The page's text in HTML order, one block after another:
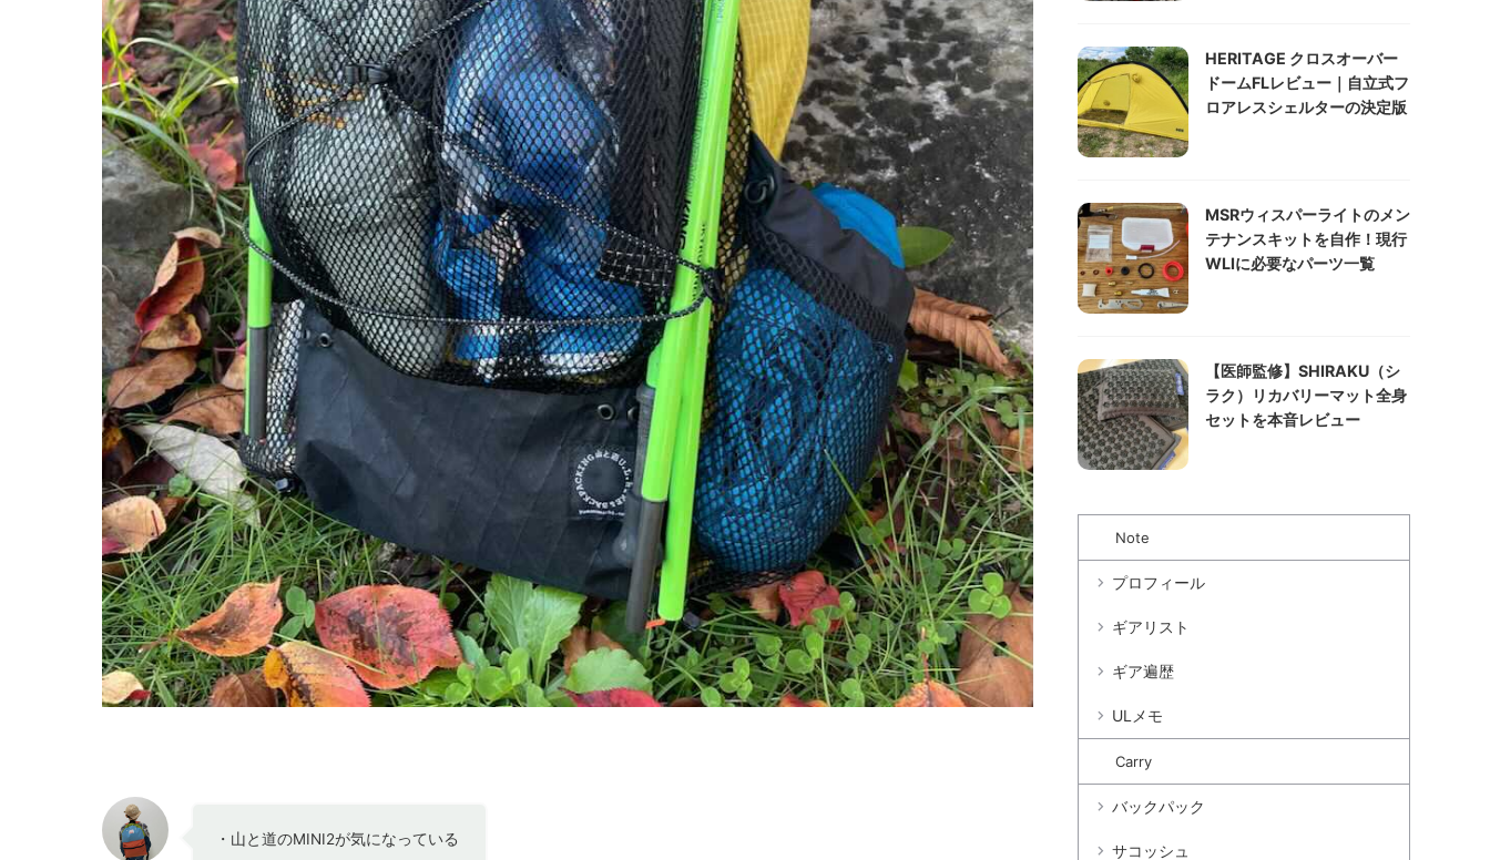
・山と道のMINI2が気になっている
HERITAGE クロスオーバー
ドームFLレビュー｜自立式フ
ロアレスシェルターの決定版
MSRウィスパーライトのメン
テナンスキットを自作！現行
WLIに必要なパーツ一覧
【医師監修】SHIRAKU（シ
ラク）リカバリーマット全身
セットを本音レビュー
Note
プロフィール
ギアリスト
ギア遍歴
ULメモ
Carry
バックパック
サコッシュ